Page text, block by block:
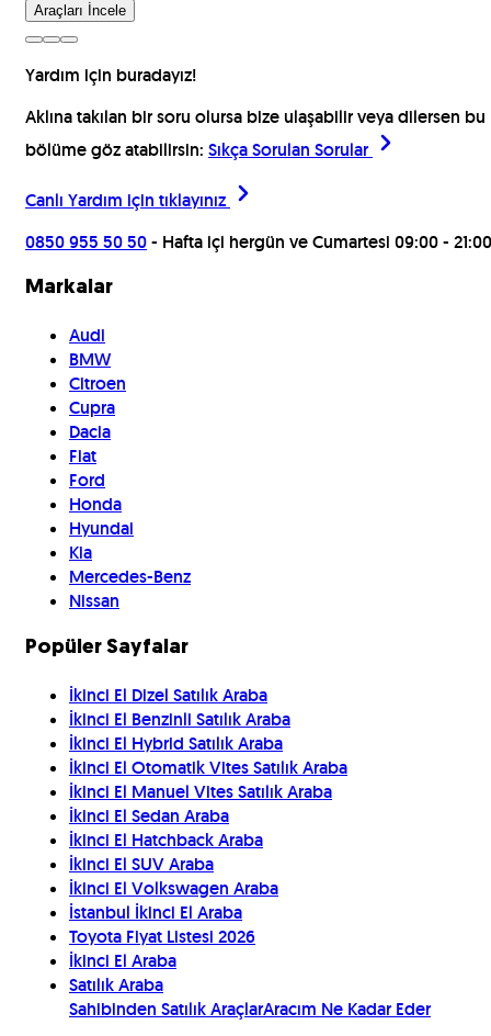
Araçları İncele
Yardım için buradayız!
Aklına takılan bir soru olursa bize ulaşabilir veya dilersen bu
bölüme göz atabilirsin: Sıkça Sorulan Sorular
Canlı Yardım için tıklayınız
0850 955 50 50- Hafta içi hergün ve Cumartesi 09:00 - 21:00
Markalar
Audi
BMW
Citroen
Cupra
Dacia
Fiat
Ford
Honda
Hyundai
Kia
Mercedes-Benz
Nissan
Popüler Sayfalar
İkinci El Dizel Satılık Araba
İkinci El Benzinli Satılık Araba
İkinci El Hybrid Satılık Araba
İkinci El Otomatik Vites Satılık Araba
İkinci El Manuel Vites Satılık Araba
İkinci El Sedan Araba
İkinci El Hatchback Araba
İkinci El SUV Araba
İkinci El Volkswagen Araba
İstanbul İkinci El Araba
Toyota Fiyat Listesi 2026
İkinci El Araba
Satılık Araba
Sahibinden Satılık AraçlarAracım Ne Kadar Eder